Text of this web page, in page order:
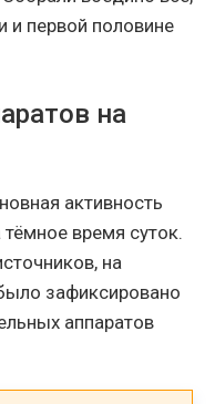
и первой половине
на
активность
время суток.
на
зафиксировано
аппаратов